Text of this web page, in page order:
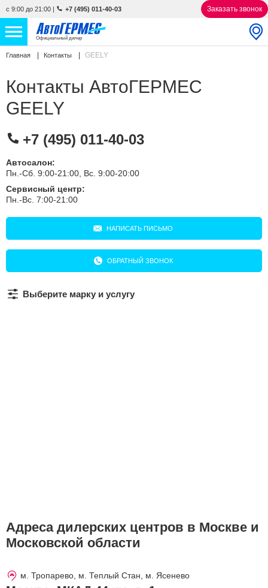
с 9:00 до 21:00 | +7 (495) 011-40-03 Заказать звонок
Официальный дилер
НОВЫЕ АВТОМОБИЛИ
С ПРОБЕГОМ 845 авто
СЕРВИС
УСЛУГИ
АКЦИИ
О КОМПАНИИ
Избранное
Сравнение
Главная Контакты GEELY
Контакты АвтоГЕРМЕС
GEELY
+7 (495) 011-40-03
Автосалон:
Пн.-Сб. 9:00-21:00, Вс. 9:00-20:00
Сервисный центр:
Пн.-Вс. 7:00-21:00
НАПИСАТЬ ПИСЬМО
ОБРАТНЫЙ ЗВОНОК
Выберите марку и услугу
Адреса дилерских центров в Москве и
Московской области
м. Тропарево, м. Теплый Стан, м. Ясенево